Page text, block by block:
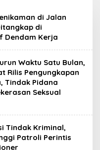
di Jalan
di
Dendam Kerja
Waktu Satu Bulan,
Rilis Pengungkapan
Tindak Pidana
Seksual
Tindak Kriminal,
Patroli Perintis